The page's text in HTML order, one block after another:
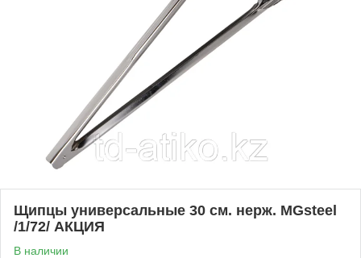
Щипцы универсальные 30 см. нерж. MGsteel
/1/72/ АКЦИЯ
В наличии